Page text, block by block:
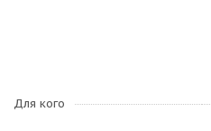
Для кого